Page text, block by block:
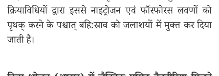
क्रियाविधियों द्वारा इससे नाइट्रोजन एवं फॉस्फोरस लवणों को
पृथक् करने के पश्चात् बहि:स्राव को जलाशयों में मुक्त कर दिया
जाती है।